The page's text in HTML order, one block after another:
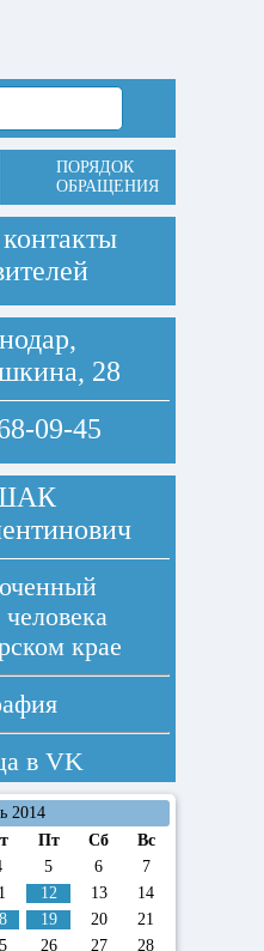
ПОРЯДОК
ОБРАЩЕНИЯ
28
09-45
крае
в VK
2014
Пт Сб
Вс
5 6
7
12 13
14
19 20
21
26 27 28